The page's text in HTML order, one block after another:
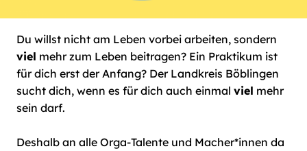
Du willst nicht am Leben vorbei arbeiten, sondern
viel mehr zum Leben beitragen? Ein Praktikum ist
für dich erst der Anfang? Der Landkreis Böblingen
sucht dich, wenn es für dich auch einmal viel mehr
sein darf.
Deshalb an alle Orga-Talente und Macher*innen da